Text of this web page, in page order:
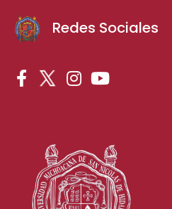
Redes Sociales